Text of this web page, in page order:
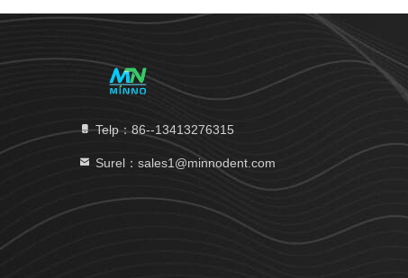
Telp：86--13413276315
Surel：sales1@minnodent.com